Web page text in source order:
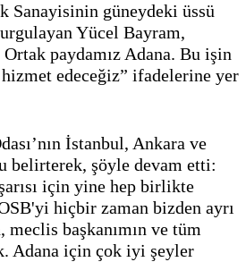
Sanayisinin güneydeki üssü
Yücel Bayram,
paydamız Adana. Bu işin
edeceğiz” ifadelerine yer
İstanbul, Ankara ve
belirterek, şöyle devam etti:
için yine hep birlikte
hiçbir zaman bizden ayrı
başkanımın ve tüm
Adana için çok iyi şeyler